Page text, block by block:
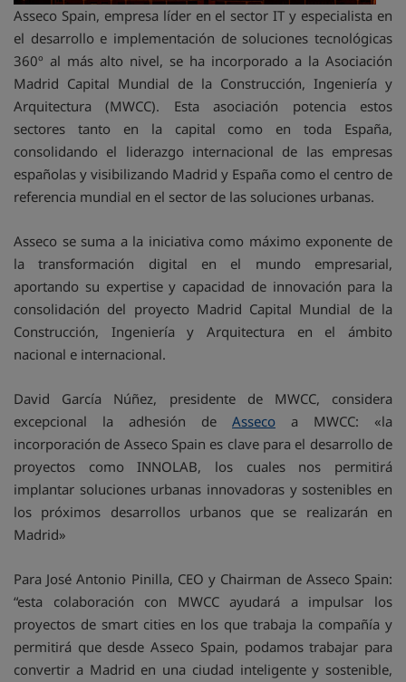
Asseco Spain, empresa líder en el sector IT y especialista en
el desarrollo e implementación de soluciones tecnológicas
360º al más alto nivel, se ha incorporado a la Asociación
Madrid Capital Mundial de la Construcción, Ingeniería y
Arquitectura (MWCC). Esta asociación potencia estos
sectores tanto en la capital como en toda España,
consolidando el liderazgo internacional de las empresas
españolas y visibilizando Madrid y España como el centro de
referencia mundial en el sector de las soluciones urbanas.
Asseco se suma a la iniciativa como máximo exponente de
la transformación digital en el mundo empresarial,
aportando su expertise y capacidad de innovación para la
consolidación del proyecto Madrid Capital Mundial de la
Construcción, Ingeniería y Arquitectura en el ámbito
nacional e internacional.
David García Núñez, presidente de MWCC, considera
excepcional la adhesión de Asseco a MWCC: «la
incorporación de Asseco Spain es clave para el desarrollo de
proyectos como INNOLAB, los cuales nos permitirá
implantar soluciones urbanas innovadoras y sostenibles en
los próximos desarrollos urbanos que se realizarán en
Madrid»
Para José Antonio Pinilla, CEO y Chairman de Asseco Spain:
“esta colaboración con MWCC ayudará a impulsar los
proyectos de smart cities en los que trabaja la compañía y
permitirá que desde Asseco Spain, podamos trabajar para
convertir a Madrid en una ciudad inteligente y sostenible,